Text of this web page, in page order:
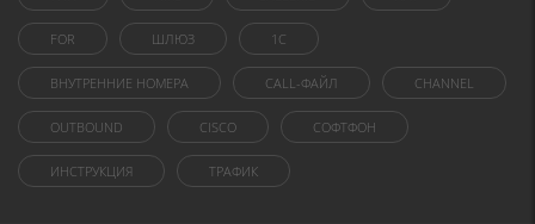
FOR ШЛЮЗ 1C
ВНУТРЕННИЕ НОМЕРА CALL-ФАЙЛ CHANNEL
OUTBOUND CISCO СОФТФОН
ИНСТРУКЦИЯ ТРАФИК